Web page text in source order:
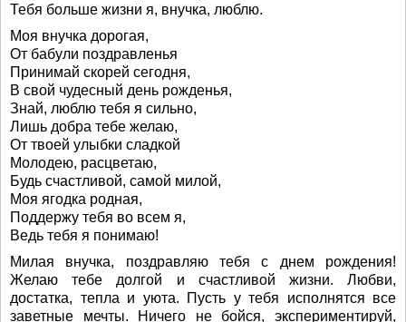
Тебя больше жизни я, внучка, люблю.
Моя внучка дорогая,
От бабули поздравленья
Принимай скорей сегодня,
В свой чудесный день рожденья,
Знай, люблю тебя я сильно,
Лишь добра тебе желаю,
От твоей улыбки сладкой
Молодею, расцветаю,
Будь счастливой, самой милой,
Моя ягодка родная,
Поддержу тебя во всем я,
Ведь тебя я понимаю!
Милая внучка, поздравляю тебя с днем рождения!
Желаю тебе долгой и счастливой жизни. Любви,
достатка, тепла и уюта. Пусть у тебя исполнятся все
заветные мечты. Ничего не бойся, экспериментируй,